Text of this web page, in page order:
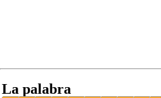
La palabra